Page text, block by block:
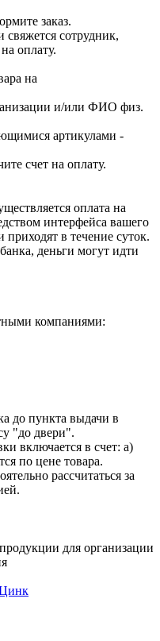
заказ.
сотрудник,
оплату.
на
и/или ФИО физ.
артикулами -
счет на оплату.
оплата на
интерфейса вашего
в течение суток.
деньги могут идти
компаниями:
до пункта выдачи в
"до двери".
включается в счет: а)
по цене товара.
рассчитаться за
для организации